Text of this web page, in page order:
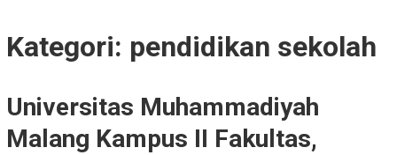
Kategori: pendidikan sekolah
Universitas Muhammadiyah
Malang Kampus II Fakultas,